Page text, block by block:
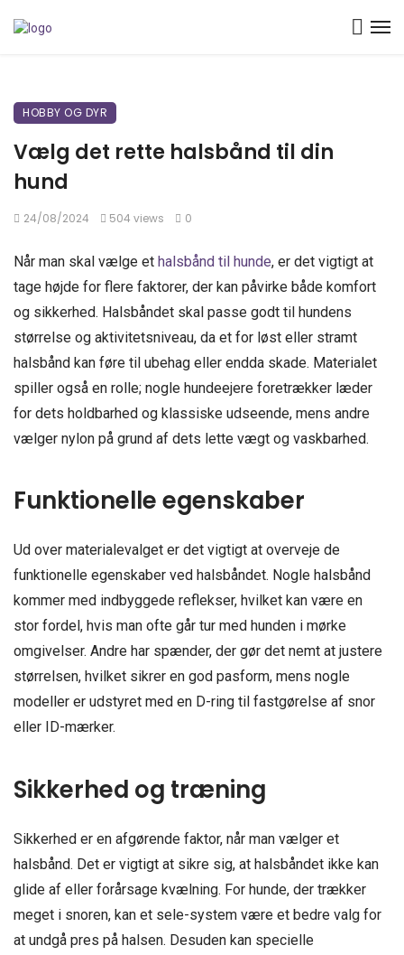
HOBBY OG DYR
Vælg det rette halsbånd til din
hund
24/08/2024 504 views 0
Når man skal vælge et halsbånd til hunde, er det vigtigt at
tage højde for flere faktorer, der kan påvirke både komfort
og sikkerhed. Halsbåndet skal passe godt til hundens
størrelse og aktivitetsniveau, da et for løst eller stramt
halsbånd kan føre til ubehag eller endda skade. Materialet
spiller også en rolle; nogle hundeejere foretrækker læder
for dets holdbarhed og klassiske udseende, mens andre
vælger nylon på grund af dets lette vægt og vaskbarhed.
Funktionelle egenskaber
Ud over materialevalget er det vigtigt at overveje de
funktionelle egenskaber ved halsbåndet. Nogle halsbånd
kommer med indbyggede reflekser, hvilket kan være en
stor fordel, hvis man ofte går tur med hunden i mørke
omgivelser. Andre har spænder, der gør det nemt at justere
størrelsen, hvilket sikrer en god pasform, mens nogle
modeller er udstyret med en D-ring til fastgørelse af snor
eller ID-mærker.
Sikkerhed og træning
Sikkerhed er en afgørende faktor, når man vælger et
halsbånd. Det er vigtigt at sikre sig, at halsbåndet ikke kan
glide af eller forårsage kvælning. For hunde, der trækker
meget i snoren, kan et sele-system være et bedre valg for
at undgå pres på halsen. Desuden kan specielle